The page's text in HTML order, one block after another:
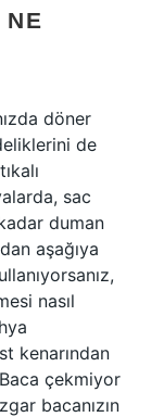
NE
döner
de
sac
duman
aşağıya
nasıl
kenarından
çekmiyor
bacanızın